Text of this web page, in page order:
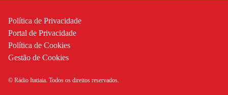
Política de Privacidade
Portal de Privacidade
Política de Cookies
Gestão de Cookies
© Rádio Itatiaia. Todos os direitos reservados.